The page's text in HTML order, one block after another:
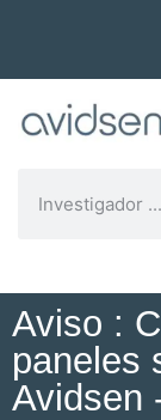
Aviso :
paneles
Avidsen